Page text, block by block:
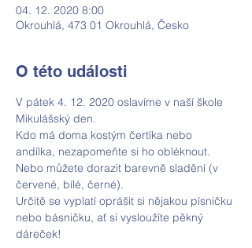
04. 12. 2020 8:00
Okrouhlá, 473 01 Okrouhlá, Česko
O této události
V pátek 4. 12. 2020 oslavíme v naší škole
Mikulášský den.
Kdo má doma kostým čertíka nebo
andílka, nezapomeňte si ho obléknout.
Nebo můžete dorazit barevně sladění (v
červené, bílé, černé).
Určitě se vyplatí oprášit si nějakou písničku
nebo básničku, ať si vysloužíte pěkný
dáreček!